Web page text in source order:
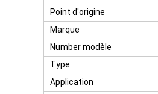
Point d'origine
Marque
Number modèle
Type
Application